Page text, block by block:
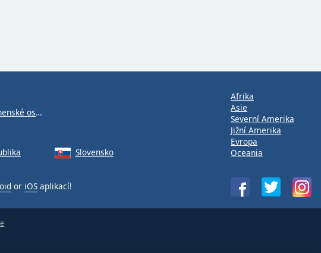
ostrovy
Slovensko
or iOS aplikací!
Afrika
Asie
Severní Amerika
Jižní Amerika
Evropa
Oceania